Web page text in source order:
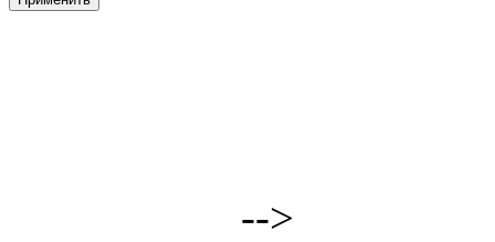
-->